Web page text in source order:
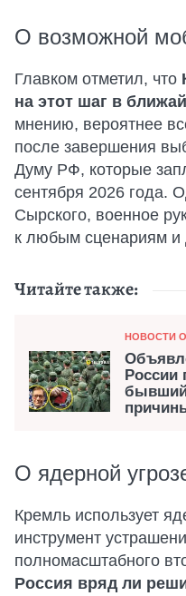
О возможной
Главком отметил, что
на этот шаг в
мнению, вероятнее
после завершения
Думу РФ, которые
сентября 2026 года.
Сырского, военное
к любым сценариям и
Читайте также:
Категория
НОВОСТИ
России
бывший
О ядерной
Кремль использует
инструмент
полномасштабного
Россия вряд ли